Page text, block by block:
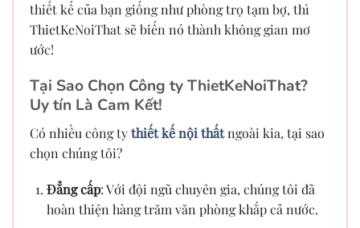
thiết kế của bạn giống như phòng trọ tạm bợ, thì
ThietKeNoiThat sẽ biến nó thành không gian mơ
ước!
Tại Sao Chọn Công ty ThietKeNoiThat?
Uy tín Là Cam Kết!
Có nhiều công tythiết kế nội thấtngoài kia, tại sao
chọn chúng tôi?
Đẳng cấp: Với đội ngũ chuyên gia, chúng tôi đã
hoàn thiện hàng trăm văn phòng khắp cả nước.